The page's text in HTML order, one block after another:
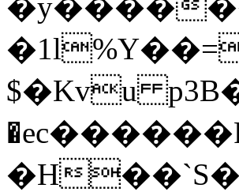
$�Kvu
�H